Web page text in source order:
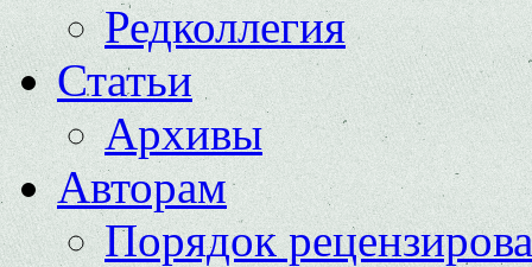
Редколлегия
Статьи
Архивы
Авторам
Порядок